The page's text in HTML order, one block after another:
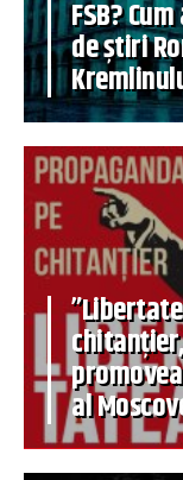
FSB?
de știri
al